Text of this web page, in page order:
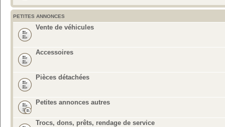
PETITES ANNONCES
Vente de véhicules
Accessoires
Pièces détachées
Petites annonces autres
Trocs, dons, prêts, rendage de service